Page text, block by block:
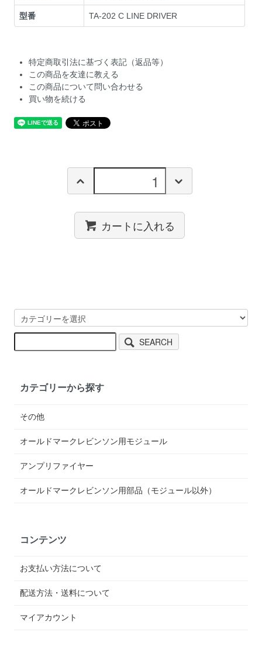
型番 TA-202 C LINE DRIVER
特定商取引法に基づく表記（返品等）
この商品を友達に教える
この商品について問い合わせる
買い物を続ける
カートに入れる
SEARCH
カテゴリーから探す
その他
オールドマークレビンソン用モジュール
アンプリファイヤー
オールドマークレビンソン用部品（モジュール以外）
コンテンツ
お支払い方法について
配送方法・送料について
マイアカウント